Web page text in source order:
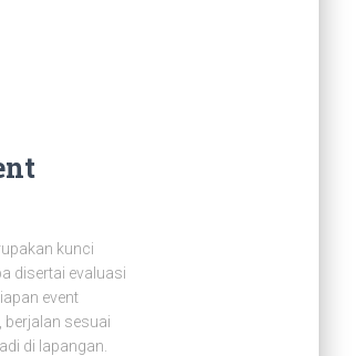
kunci
disertai evaluasi
event
berjalan sesuai
di lapangan.